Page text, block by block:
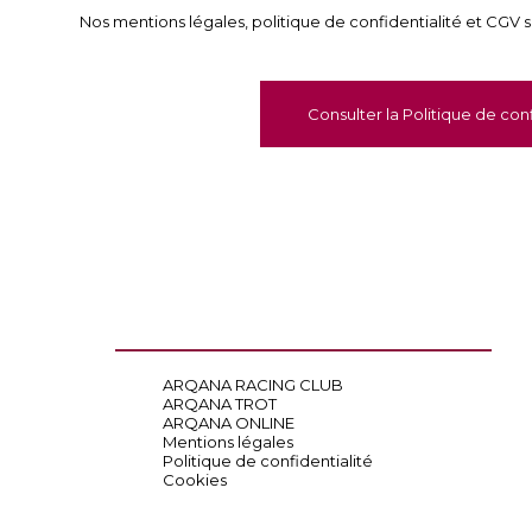
Nos mentions légales, politique de confidentialité et CGV
Consulter la Politique de
ARQANA RACING CLUB
ARQANA TROT
ARQANA ONLINE
Mentions légales
Politique de confidentialité
Cookies